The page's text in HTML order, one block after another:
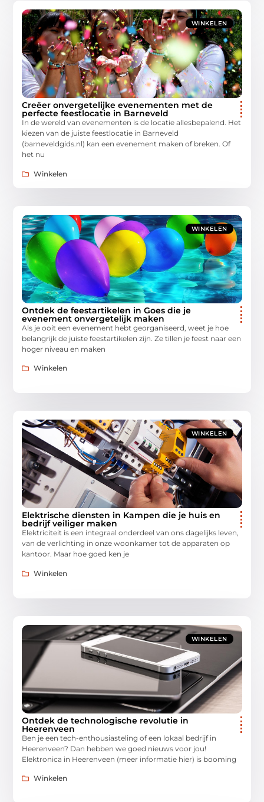
WINKELEN
Creëer onvergetelijke evenementen met de
perfecte feestlocatie in Barneveld
In de wereld van evenementen is de locatie allesbepalend. Het
kiezen van de juiste feestlocatie in Barneveld
(barneveldgids.nl) kan een evenement maken of breken. Of
het nu
Winkelen
WINKELEN
Ontdek de feestartikelen in Goes die je
evenement onvergetelijk maken
Als je ooit een evenement hebt georganiseerd, weet je hoe
belangrijk de juiste feestartikelen zijn. Ze tillen je feest naar een
hoger niveau en maken
Winkelen
WINKELEN
Elektrische diensten in Kampen die je huis en
bedrijf veiliger maken
Elektriciteit is een integraal onderdeel van ons dagelijks leven,
van de verlichting in onze woonkamer tot de apparaten op
kantoor. Maar hoe goed ken je
Winkelen
WINKELEN
Ontdek de technologische revolutie in
Heerenveen
Ben je een tech-enthousiasteling of een lokaal bedrijf in
Heerenveen? Dan hebben we goed nieuws voor jou!
Elektronica in Heerenveen (meer informatie hier) is booming
Winkelen